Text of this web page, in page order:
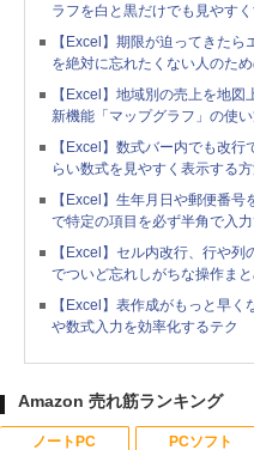
ラフを白と黒だけでも見やす
【Excel】期限が迫ってきた
を絶対に忘れたくない人のた
【Excel】地域別の売上を地
新機能「マップグラフ」の使
【Excel】数式バー内でも改
らい数式を見やすく表示する
【Excel】生年月日や郵便番
で特定の項目を必ず半角で入
【Excel】セル内改行、行や
でついど忘れしがちな操作まと
【Excel】表作成がもっと早
や数式入力を効率化するテク
Amazon 売れ筋ランキング
ノートPC PCソフト